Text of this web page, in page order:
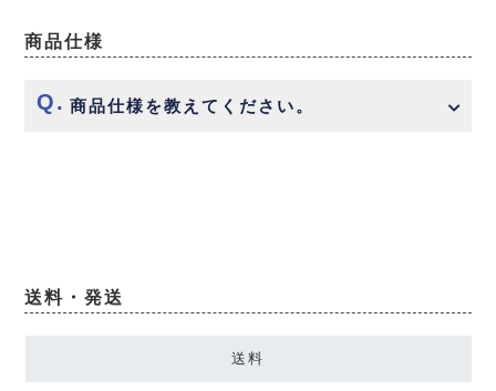
商品仕様
商品仕様を教えてください。
送料・発送
送料